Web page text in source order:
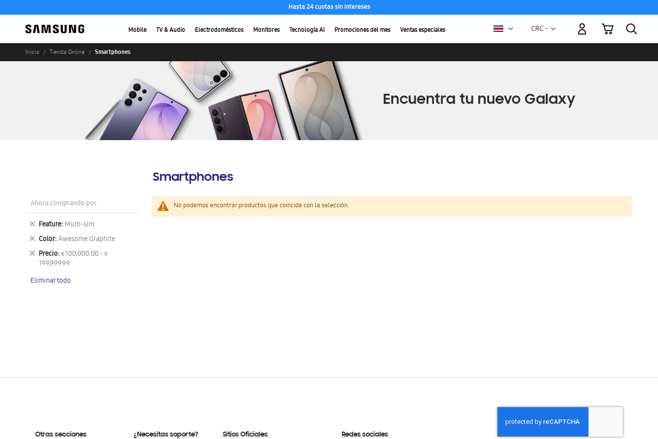
Hasta 24 cuotas sin intereses
Mobile TV & Audio Electrodomésticos Monitores Tecnología AI Promociones del mes Ventas especiales Moneda
CRC -
Mi carrito
Inicio Tienda Online Smartphones
Smartphones
No podemos encontrar productos que coincida con la selección.
Ahora comprando por
Feature Multi-sim
Eliminar
este
artículo
Color Awesome Graphite
Eliminar
este
artículo
Precio ¢ 100,000.00 - ¢
199,999.99
Eliminar
este
Eliminar todo
Otras secciones ¿Necesitas soporte? Sitios Oficiales Redes sociales